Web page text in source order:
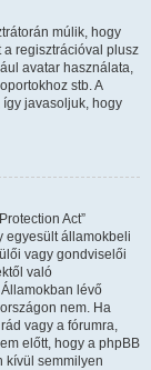
múlik, hogy
regisztrációval plusz
avatar használata,
stb. A
javasoljuk, hogy
Act”
egyesült államokbeli
vagy gondviselői
való
lévő
nem. Ha
vagy a fórumra,
előtt, hogy a phpBB
kívül semmilyen